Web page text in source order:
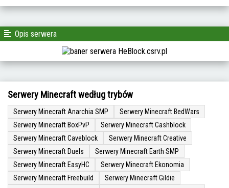
Opis serwera
Serwery Minecraft według trybów
Serwery Minecraft Anarchia SMP
Serwery Minecraft BedWars
Serwery Minecraft BoxPvP
Serwery Minecraft Cashblock
Serwery Minecraft Caveblock
Serwery Minecraft Creative
Serwery Minecraft Duels
Serwery Minecraft Earth SMP
Serwery Minecraft EasyHC
Serwery Minecraft Ekonomia
Serwery Minecraft Freebuild
Serwery Minecraft Gildie